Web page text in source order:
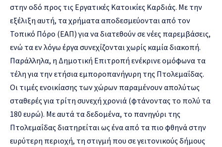
στην οδό προς τις Εργατικές Κατοικίες Καρδιάς. Με την
εξέλιξη αυτή, τα χρήματα αποδεσμεύονται από τον
Τοπικό Πόρο (ΕΑΠ) για να διατεθούν σε νέες παρεμβάσεις,
ενώ τα εν λόγω έργα συνεχίζονται χωρίς καμία διακοπή.
Παράλληλα, η Δημοτική Επιτροπή ενέκρινε ομόφωνα τα
τέλη για την ετήσια εμποροπανήγυρη της Πτολεμαΐδας.
Οι τιμές ενοικίασης των χώρων παραμένουν απολύτως
σταθερές για τρίτη συνεχή χρονιά (φτάνοντας το πολύ τα
180 ευρώ). Με αυτά τα δεδομένα, το πανηγύρι της
Πτολεμαΐδας διατηρείται ως ένα από τα πιο φθηνά στην
ευρύτερη περιοχή, τη στιγμή που σε γειτονικούς δήμους